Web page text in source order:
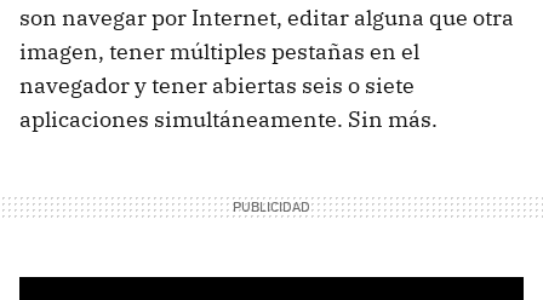
son navegar por Internet, editar alguna que otra
imagen, tener múltiples pestañas en el
navegador y tener abiertas seis o siete
aplicaciones simultáneamente. Sin más.